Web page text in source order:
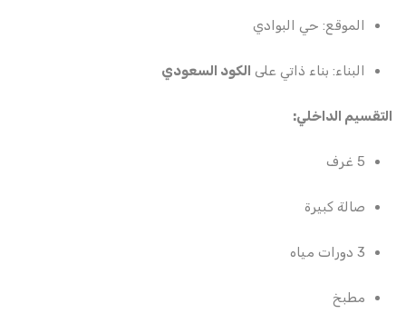
الموقع: حي البوادي
البناء: بناء ذاتي على الكود السعودي
التقسيم الداخلي:
5 غرف
صالة كبيرة
3 دورات مياه
مطبخ